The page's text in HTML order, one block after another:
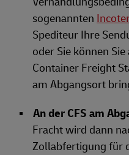
sogenannten
Spediteur Ihre
oder Sie können Sie
Container Freight
am Abgangsort
An der CFS am
Fracht wird dann
Zollabfertigung für